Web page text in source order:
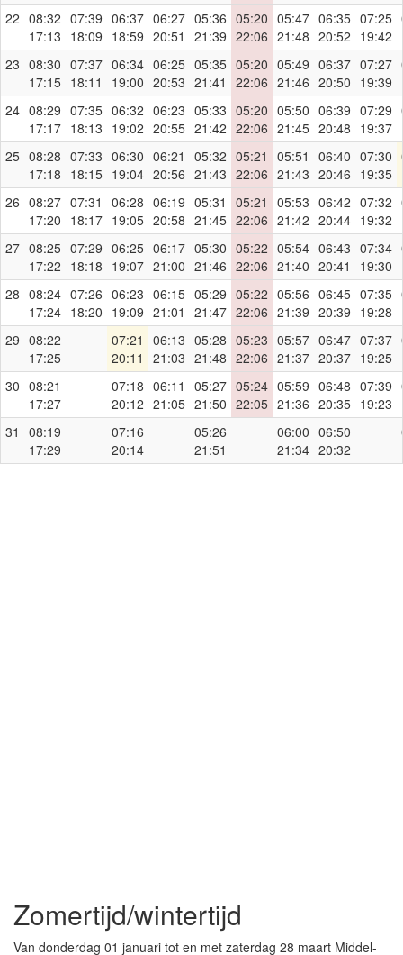
22 08:32
17:13
07:39
18:09
06:37
18:59
06:27
20:51
05:36
21:39
05:20
22:06
05:47
21:48
06:35
20:52
07:25
19:42
23 08:30
17:15
07:37
18:11
06:34
19:00
06:25
20:53
05:35
21:41
05:20
22:06
05:49
21:46
06:37
20:50
07:27
19:39
24 08:29
17:17
07:35
18:13
06:32
19:02
06:23
20:55
05:33
21:42
05:20
22:06
05:50
21:45
06:39
20:48
07:29
19:37
25 08:28
17:18
07:33
18:15
06:30
19:04
06:21
20:56
05:32
21:43
05:21
22:06
05:51
21:43
06:40
20:46
07:30
19:35
26 08:27
17:20
07:31
18:17
06:28
19:05
06:19
20:58
05:31
21:45
05:21
22:06
05:53
21:42
06:42
20:44
07:32
19:32
27 08:25
17:22
07:29
18:18
06:25
19:07
06:17
21:00
05:30
21:46
05:22
22:06
05:54
21:40
06:43
20:41
07:34
19:30
28 08:24
17:24
07:26
18:20
06:23
19:09
06:15
21:01
05:29
21:47
05:22
22:06
05:56
21:39
06:45
20:39
07:35
19:28
29 08:22
17:25
07:21
20:11
06:13
21:03
05:28
21:48
05:23
22:06
05:57
21:37
06:47
20:37
07:37
19:25
30 08:21
17:27
07:18
20:12
06:11
21:05
05:27
21:50
05:24
22:05
05:59
21:36
06:48
20:35
07:39
19:23
31
08:19
17:29
07:16
20:14
05:26
21:51
06:00
21:34
06:50
20:32
Zomertijd/wintertijd
Van donderdag 01 januari tot en met zaterdag 28 maart Middel-